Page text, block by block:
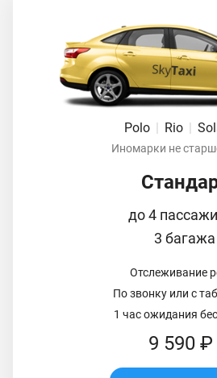
Polo | Rio |
Иномарки не
до 4
3 багажа
Отслеживание
По звонку или с
1 час ожидания
9 590 ₽